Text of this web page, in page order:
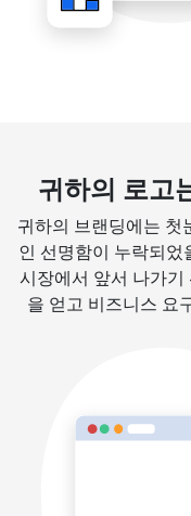
귀하의 로고
귀하의 브랜딩에는 첫
인 선명함이 누락되었
시장에서 앞서 나가기
을 얻고 비즈니스 요